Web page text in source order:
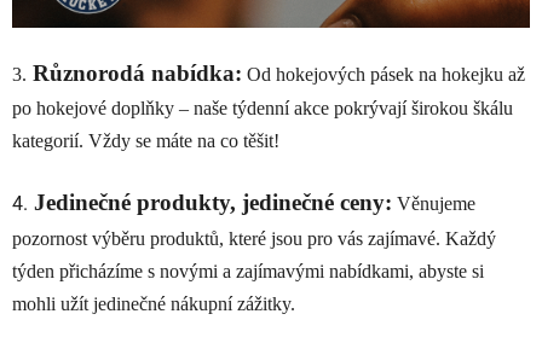
3. Různorodá nabídka: Od hokejových pásek na hokejku až
po hokejové doplňky – naše týdenní akce pokrývají širokou škálu
kategorií. Vždy se máte na co těšit!
4. Jedinečné produkty, jedinečné ceny: Věnujeme
pozornost výběru produktů, které jsou pro vás zajímavé. Každý
týden přicházíme s novými a zajímavými nabídkami, abyste si
mohli užít jedinečné nákupní zážitky.